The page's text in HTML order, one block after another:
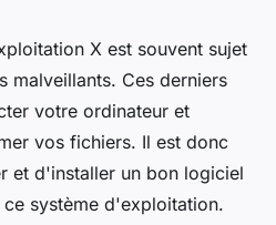
X est souvent sujet
malveillants. Ces derniers
votre ordinateur et
vos fichiers. Il est donc
et d'installer un bon logiciel
système d'exploitation.